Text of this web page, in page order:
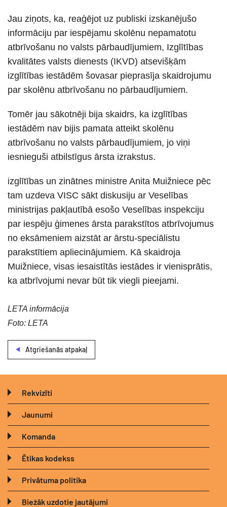
Jau ziņots, ka, reaģējot uz publiski izskanējušo
informāciju par iespējamu skolēnu nepamatotu
atbrīvošanu no valsts pārbaudījumiem, Izglītības
kvalitātes valsts dienests (IKVD) atsevišķām
izglītības iestādēm šovasar pieprasīja skaidrojumu
par skolēnu atbrīvošanu no pārbaudījumiem.
Tomēr jau sākotnēji bija skaidrs, ka izglītības
iestādēm nav bijis pamata atteikt skolēnu
atbrīvošanu no valsts pārbaudījumiem, jo viņi
iesnieguši atbilstīgus ārsta izrakstus.
izglītības un zinātnes ministre Anita Muižniece pēc
tam uzdeva VISC sākt diskusiju ar Veselības
ministrijas pakļautībā esošo Veselības inspekciju
par iespēju ģimenes ārsta parakstītos atbrīvojumus
no eksāmeniem aizstāt ar ārstu-speciālistu
parakstītiem apliecinājumiem. Kā skaidroja
Muižniece, visas iesaistītās iestādes ir vienisprātis,
ka atbrīvojumi nevar būt tik viegli pieejami.
LETA informācija
Foto: LETA
Atgriešanās atpakaļ
Rekvizīti
Jaunumi
Komanda
Ētikas kodekss
Privātuma politika
Biežāk uzdotie jautājumi